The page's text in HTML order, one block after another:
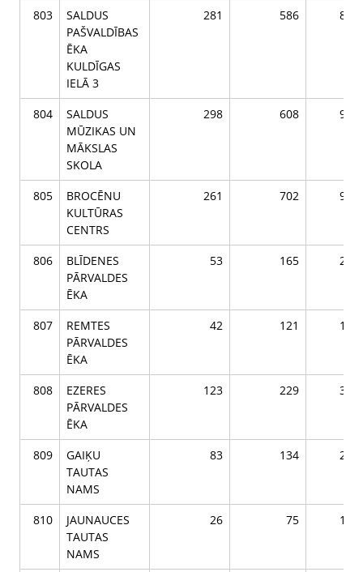
803
SALDUS
PAŠVALDĪBAS
ĒKA
KULDĪGAS
IELĀ 3
281 586 867
804
SALDUS
MŪZIKAS UN
MĀKSLAS
SKOLA
298 608 906
805
BROCĒNU
KULTŪRAS
CENTRS
261 702 963
806
BLĪDENES
PĀRVALDES
ĒKA
53 165 218
807
REMTES
PĀRVALDES
ĒKA
42 121 163
808
EZERES
PĀRVALDES
ĒKA
123 229 352
809
GAIĶU
TAUTAS
NAMS
83 134 217
810
JAUNAUCES
TAUTAS
NAMS
26 75 101